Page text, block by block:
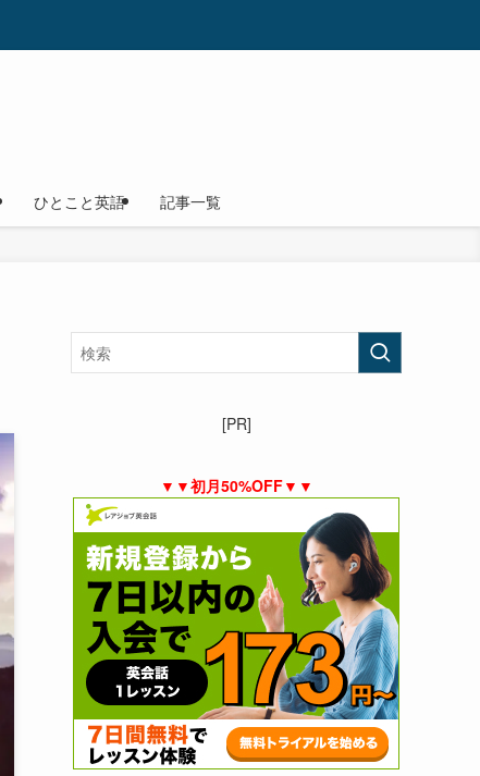
ひとこと英語 記事一覧
[PR]
▼▼初月50%OFF▼▼